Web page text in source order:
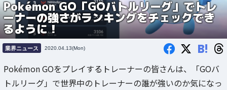
Pokémon GO「GOバトルリーグ」でトレ
ーナーの強さがランキングをチェックでき
るように！
業界ニュース 2020.04.13(Mon) B!
Pokémon GOをプレイするトレーナーの皆さんは、「GOバ
トルリーグ」で世界中のトレーナーの誰が強いのか気になっ